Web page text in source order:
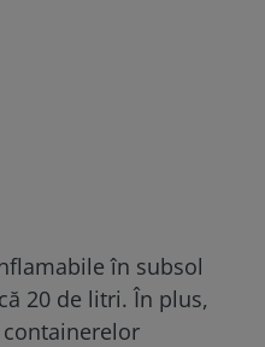
în subsol
20 de litri. În plus,